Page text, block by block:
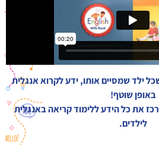
ילד שמסיים אותו, ידע לקרוא אנגלית
באופן שוטף!
את כל הידע ללימוד קריאה באנגלית
לילדים.